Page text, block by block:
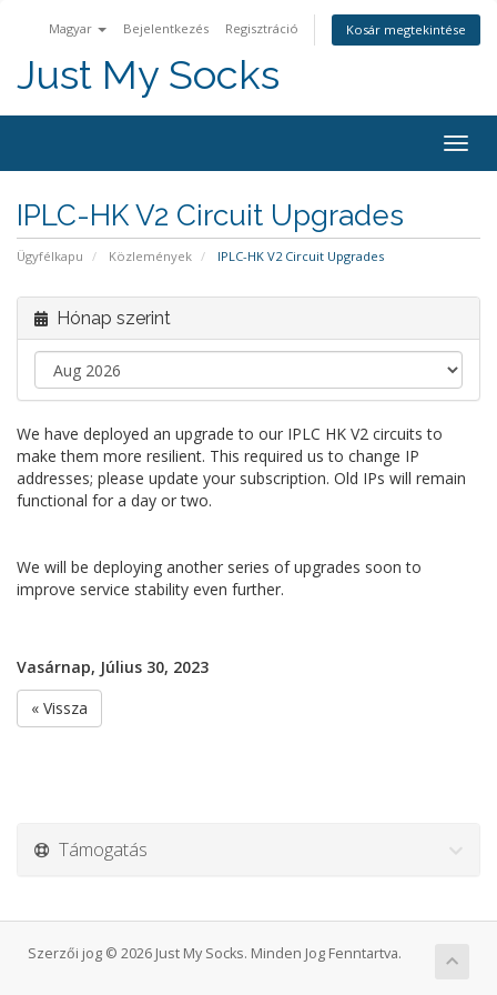
Magyar Bejelentkezés Regisztráció Kosár megtekintése
Just My Socks
IPLC-HK V2 Circuit Upgrades
Ügyfélkapu Közlemények IPLC-HK V2 Circuit Upgrades
Hónap szerint
We have deployed an upgrade to our IPLC HK V2 circuits to
make them more resilient. This required us to change IP
addresses; please update your subscription. Old IPs will remain
functional for a day or two.
We will be deploying another series of upgrades soon to
improve service stability even further.
Vasárnap, Július 30, 2023
« Vissza
Támogatás
Szerzői jog © 2026 Just My Socks. Minden Jog Fenntartva.